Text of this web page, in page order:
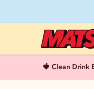
🍓 Clean Drink